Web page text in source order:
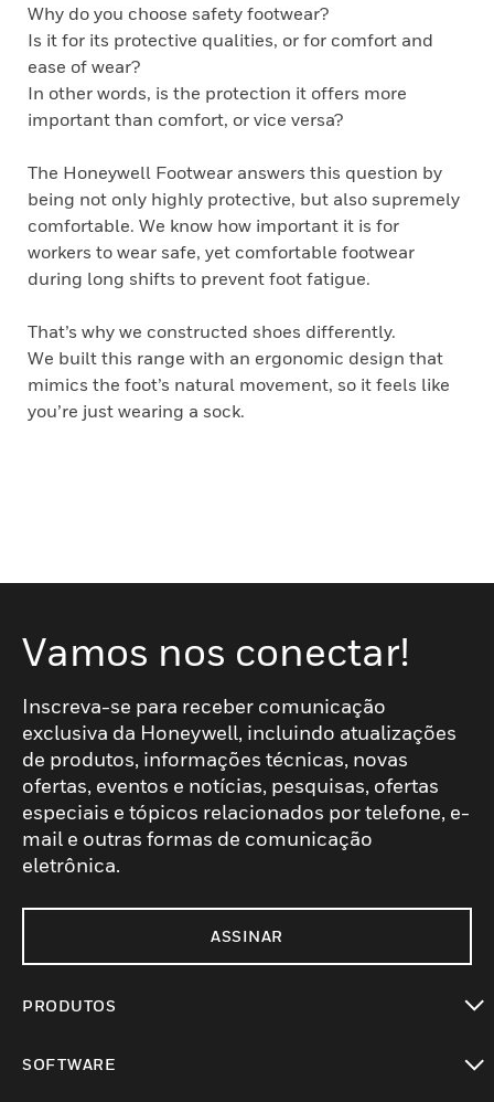
Why do you choose safety footwear?
Is it for its protective qualities, or for comfort and
ease of wear?
In other words, is the protection it offers more
important than comfort, or vice versa?
The Honeywell Footwear answers this question by
being not only highly protective, but also supremely
comfortable. We know how important it is for
workers to wear safe, yet comfortable footwear
during long shifts to prevent foot fatigue.
That’s why we constructed shoes differently.
We built this range with an ergonomic design that
mimics the foot’s natural movement, so it feels like
you’re just wearing a sock.
Vamos nos conectar!
Inscreva-se para receber comunicação
exclusiva da Honeywell, incluindo atualizações
de produtos, informações técnicas, novas
ofertas, eventos e notícias, pesquisas, ofertas
especiais e tópicos relacionados por telefone, e-
mail e outras formas de comunicação
eletrônica.
ASSINAR
PRODUTOS
SOFTWARE